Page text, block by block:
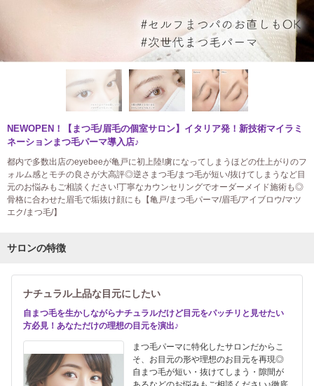
NEWOPEN！【まつ毛/眉毛の個室サロン】イタリア発！新技術マイラミ
ネーションまつ毛パーマ導入店♪
都内で多数出店のeyebeeが亀戸に初上陸!虜になってしまうほどの仕上がりのフ
ォルム感とモチの良さが大高評◎逆さまつ毛/まつ毛が短い/抜けてしまうなど目
元のお悩みもご相談ください!丁寧なカウンセリングでオーダーメイド施術も◎
骨格に合わせた眉毛で垢抜け顔にも【亀戸/まつ毛パーマ/眉毛/アイブロウ/マツ
エク/まつ毛/】
サロンの特徴
ナチュラル上品な目元にしたい
自まつ毛を生かしながらナチュラルだけど目元をパッチリと見せたい
方必見！あなただけの理想の目元を演出♪
まつ毛パーマに特化したサロンだからこ
そ、お目元の形や理想のお目元を再現◎
自まつ毛が短い・抜けてしまう・隙間が